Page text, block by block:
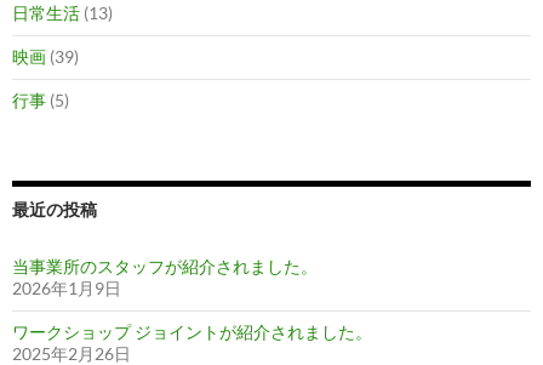
日常生活 (13)
映画 (39)
行事 (5)
最近の投稿
当事業所のスタッフが紹介されました。
2026年1月9日
ワークショップ ジョイントが紹介されました。
2025年2月26日